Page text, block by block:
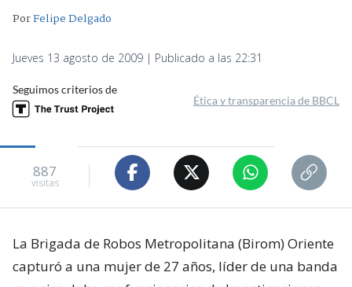
PorFelipe Delgado
Jueves 13 agosto de 2009 | Publicado a las 22:31
Seguimos criterios de
Ética y transparencia de BBCL
887
visitas
La Brigada de Robos Metropolitana (Birom) Oriente
capturó a una mujer de 27 años, líder de una banda